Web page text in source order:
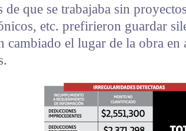
de que se trabajaba sin
etc. prefirieron guardar
cambiado el lugar de la obra en